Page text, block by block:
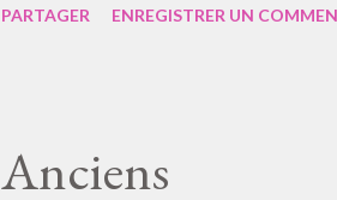
moins dans certaines zones
écrivains et le potentiel, en
PARTAGER ENREGISTRER UN
Anciens